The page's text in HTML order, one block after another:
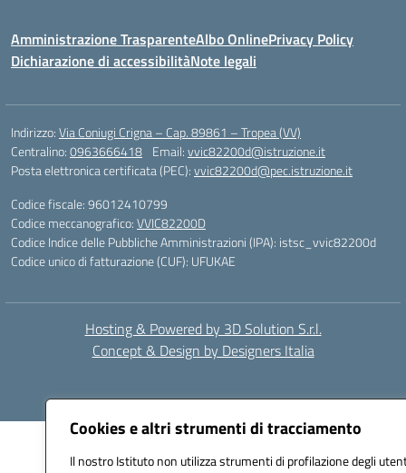
Cookies e altri strumenti di tracciamento
Il nostro Istituto non utilizza strumenti di profilazione degli
Amministrazione TrasparenteAlbo OnlinePrivacy Policy
Dichiarazione di accessibilitàNote legali
Indirizzo:Via Coniugi Crigna – Cap. 89861 – Tropea (VV)
Centralino:0963666418 Email:vvic82200d@istruzione.it
Posta elettronica certificata (PEC):vvic82200d@pec.istruzione.it
Codice fiscale: 96012410799
Codice meccanografico:VVIC82200D
Codice Indice delle Pubbliche Amministrazioni (IPA): istsc_vvic82200d
Codice unico di fatturazione (CUF): UFUKAE
Hosting & Powered by 3D Solution S.r.l.
Concept & Design by Designers Italia